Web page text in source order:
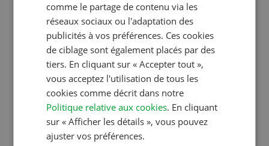
12 000 campings et aires de camping-cars dans
toute l’Europe. Tous les campings de ce guide
acceptent la carte de réduction en basse saison
CampingCard ACSI.
L’appli ACSI Campings
Europe
DANISH
comme le partage de contenu via les
réseaux sociaux ou l'adaptation des
publicités à vos préférences. Ces cookies
de ciblage sont également placés par des
tiers. En cliquant sur « Accepter tout »,
vous acceptez l'utilisation de tous les
cookies comme décrit dans notre
Politique relative aux cookies. En cliquant
sur « Afficher les détails », vous pouvez
ajuster vos préférences.